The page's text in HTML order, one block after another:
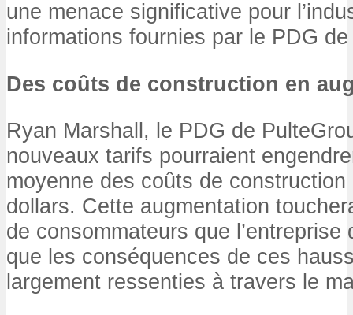
une menace significative pour
informations fournies par le PDG de
Des coûts de construction en
Ryan Marshall, le PDG de
nouveaux tarifs pourraient
moyenne des coûts de construction
dollars. Cette augmentation
de consommateurs que
que les conséquences de ces
largement ressenties à travers le